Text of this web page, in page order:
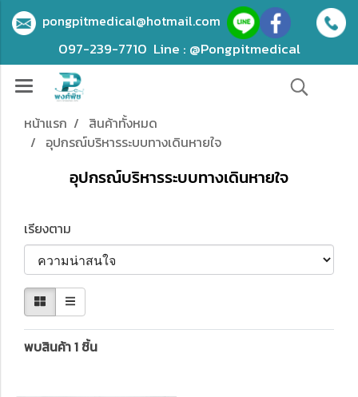
pongpitmedical@hotmail.com
097-239-7710 Line : @Pongpitmedical
หน้าแรก
สินค้าทั้งหมด
อุปกรณ์บริหารระบบทางเดินหายใจ
อุปกรณ์บริหารระบบทางเดินหายใจ
เรียงตาม
พบสินค้า 1 ชิ้น